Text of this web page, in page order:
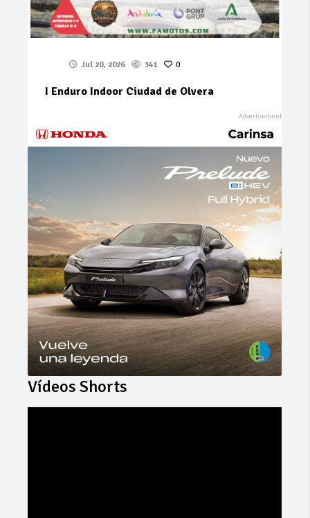
Jul 20, 2026 341 0
I Enduro Indoor Ciudad de Olvera
Vídeos Shorts